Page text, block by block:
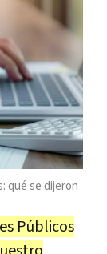
qué se dijeron
Públicos